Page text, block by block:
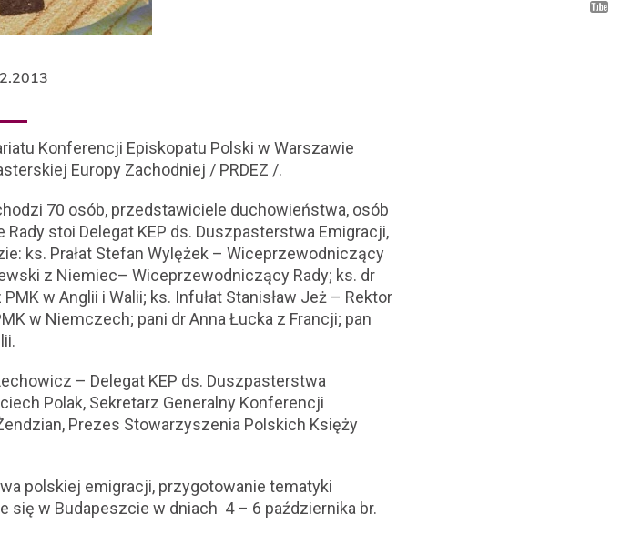
Konferencji Episkopatu Polski w Warszawie
Europy Zachodniej / PRDEZ /.
70 osób, przedstawiciele duchowieństwa, osób
stoi Delegat KEP ds. Duszpasterstwa Emigracji,
ks. Prałat Stefan Wylężek – Wiceprzewodniczący
z Niemiec– Wiceprzewodniczący Rady; ks. dr
w Anglii i Walii; ks. Infułat Stanisław Jeż – Rektor
w Niemczech; pani dr Anna Łucka z Francji; pan
– Delegat KEP ds. Duszpasterstwa
Polak, Sekretarz Generalny Konferencji
Prezes Stowarzyszenia Polskich Księży
polskiej emigracji, przygotowanie tematyki
się w Budapeszcie w dniach 4 – 6 października br.